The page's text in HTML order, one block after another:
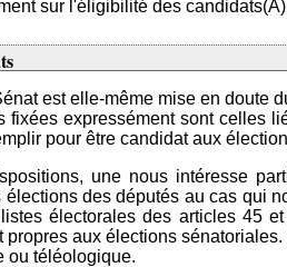
sur l'éligibilité des
est elle-même mise en
expressément sont celles
pour être candidat aux
une nous intéresse
des députés au cas qui
électorales des articles 45
aux élections
ou téléologique.